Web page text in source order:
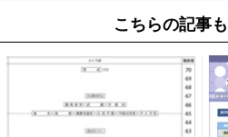
こちらの記事